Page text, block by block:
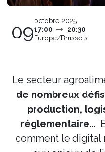
09octobre 2025
17:00
20:30
Europe/Brussels
Le secteur
de nombreux
production,
réglementaire...
comment le digital